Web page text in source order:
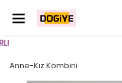
Anne-Kız Kombini